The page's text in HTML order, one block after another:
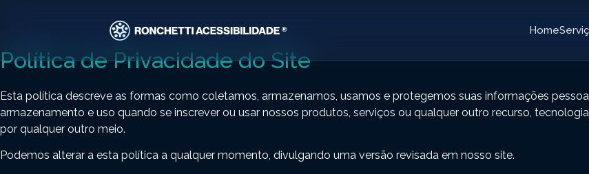
Home
Política de Privacidade do Site
Esta política descreve as formas como coletamos, armazenamos, usamos e protegemos suas informações
armazenamento e uso quando se inscrever ou usar nossos produtos, serviços ou qualquer outro recurso,
por qualquer outro meio.
Podemos alterar a esta política a qualquer momento, divulgando uma versão revisada em nosso site.